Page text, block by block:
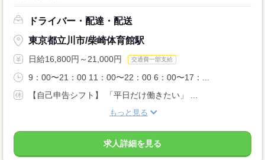
ドライバー・配達・配送
東京都立川市/柴崎体育館駅
日給16,800円～21,000円 交通費一部支給
9：00〜21：00 11：00〜22：00 6：00〜17：...
【自己申告シフト】 「平日だけ働きたい」 ...
もっと見る
求人詳細を見る